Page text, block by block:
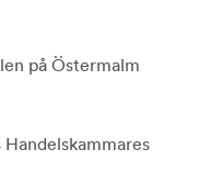
på Östermalm